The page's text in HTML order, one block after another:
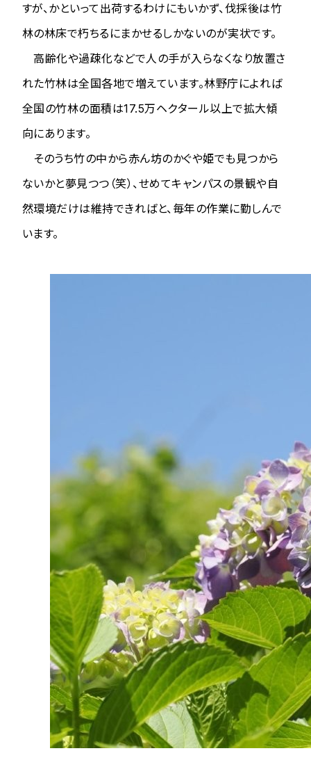
すが、かといって出荷するわけにもいかず、伐採後は竹
林の林床で朽ちるにまかせるしかないのが実状です。
高齢化や過疎化などで人の手が入らなくなり放置さ
れた竹林は全国各地で増えています。林野庁によれば
全国の竹林の面積は17.5万ヘクタール以上で拡大傾
向にあります。
そのうち竹の中から赤ん坊のかぐや姫でも見つから
ないかと夢見つつ（笑）、せめてキャンパスの景観や自
然環境だけは維持できればと、毎年の作業に勤しんで
います。